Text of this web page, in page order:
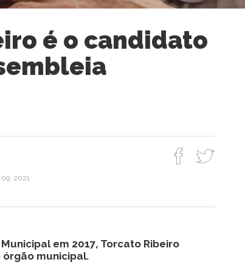
é o candidato
2021
em 2017, Torcato Ribeiro
municipal.